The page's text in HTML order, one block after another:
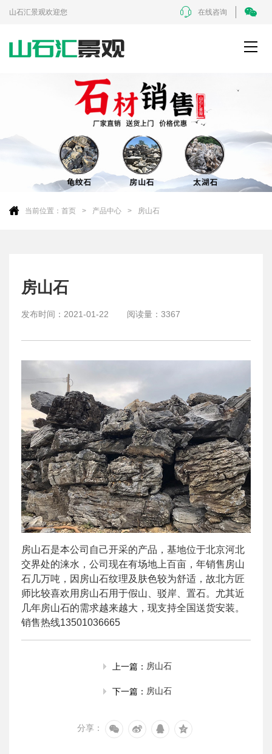
山石汇景观欢迎您 在线咨询
当前位置： 首页 产品中心 房山石
房山石
发布时间： 2021-01-22 阅读量： 3367
房山石是本公司自己开采的产品，基地位于北京河北
交界处的涞水，公司现在有场地上百亩，年销售房山
石几万吨，因房山石纹理及肤色较为舒适，故北方匠
师比较喜欢用房山石用于假山、驳岸、置石。尤其近
几年房山石的需求越来越大，现支持全国送货安装。
销售热线13501036665
上一篇： 房山石
下一篇： 房山石
分享：